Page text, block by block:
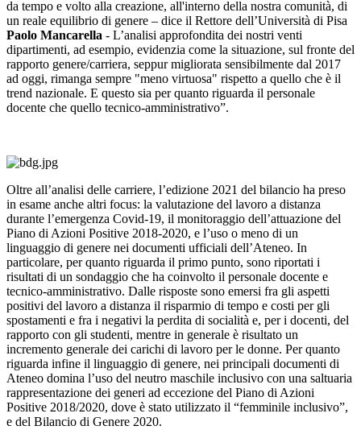
da tempo e volto alla creazione, all'interno della nostra comunità, di
un reale equilibrio di genere – dice il Rettore dell’Università di Pisa
Paolo Mancarella - L’analisi approfondita dei nostri venti
dipartimenti, ad esempio, evidenzia come la situazione, sul fronte del
rapporto genere/carriera, seppur migliorata sensibilmente dal 2017
ad oggi, rimanga sempre "meno virtuosa" rispetto a quello che è il
trend nazionale. E questo sia per quanto riguarda il personale
docente che quello tecnico-amministrativo”.
Oltre all’analisi delle carriere, l’edizione 2021 del bilancio ha preso
in esame anche altri focus: la valutazione del lavoro a distanza
durante l’emergenza Covid-19, il monitoraggio dell’attuazione del
Piano di Azioni Positive 2018-2020, e l’uso o meno di un
linguaggio di genere nei documenti ufficiali dell’Ateneo. In
particolare, per quanto riguarda il primo punto, sono riportati i
risultati di un sondaggio che ha coinvolto il personale docente e
tecnico-amministrativo. Dalle risposte sono emersi fra gli aspetti
positivi del lavoro a distanza il risparmio di tempo e costi per gli
spostamenti e fra i negativi la perdita di socialità e, per i docenti, del
rapporto con gli studenti, mentre in generale è risultato un
incremento generale dei carichi di lavoro per le donne. Per quanto
riguarda infine il linguaggio di genere, nei principali documenti di
Ateneo domina l’uso del neutro maschile inclusivo con una saltuaria
rappresentazione dei generi ad eccezione del Piano di Azioni
Positive 2018/2020, dove è stato utilizzato il “femminile inclusivo”,
e del Bilancio di Genere 2020.